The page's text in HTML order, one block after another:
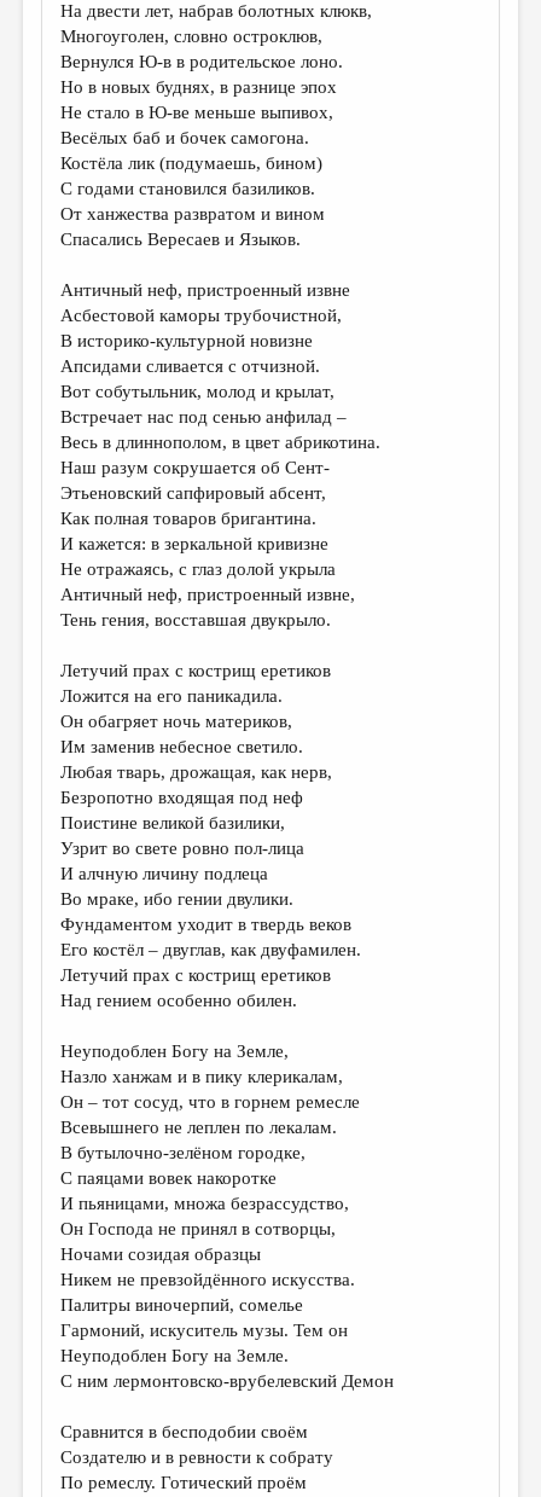
На двести лет, набрав болотных клюкв,
Многоуголен, словно остроклюв,
Вернулся Ю-в в родительское лоно.
Но в новых буднях, в разнице эпох
Не стало в Ю-ве меньше выпивох,
Весёлых баб и бочек самогона.
Костёла лик (подумаешь, бином)
С годами становился базиликов.
От ханжества развратом и вином
Спасались Вересаев и Языков.
Античный неф, пристроенный извне
Асбестовой каморы трубочистной,
В историко-культурной новизне
Апсидами сливается с отчизной.
Вот собутыльник, молод и крылат,
Встречает нас под сенью анфилад –
Весь в длиннополом, в цвет абрикотина.
Наш разум сокрушается об Сент-
Этьеновский сапфировый абсент,
Как полная товаров бригантина.
И кажется: в зеркальной кривизне
Не отражаясь, с глаз долой укрыла
Античный неф, пристроенный извне,
Тень гения, восставшая двукрыло.
Летучий прах с кострищ еретиков
Ложится на его паникадила.
Он обагряет ночь материков,
Им заменив небесное светило.
Любая тварь, дрожащая, как нерв,
Безропотно входящая под неф
Поистине великой базилики,
Узрит во свете ровно пол-лица
И алчную личину подлеца
Во мраке, ибо гении двулики.
Фундаментом уходит в твердь веков
Его костёл – двуглав, как двуфамилен.
Летучий прах с кострищ еретиков
Над гением особенно обилен.
Неуподоблен Богу на Земле,
Назло ханжам и в пику клерикалам,
Он – тот сосуд, что в горнем ремесле
Всевышнего не леплен по лекалам.
В бутылочно-зелёном городке,
С паяцами вовек накоротке
И пьяницами, множа безрассудство,
Он Господа не принял в сотворцы,
Ночами созидая образцы
Никем не превзойдённого искусства.
Палитры виночерпий, сомелье
Гармоний, искуситель музы. Тем он
Неуподоблен Богу на Земле.
С ним лермонтовско-врубелевский Демон
Сравнится в бесподобии своём
Создателю и в ревности к собрату
По ремеслу. Готический проём